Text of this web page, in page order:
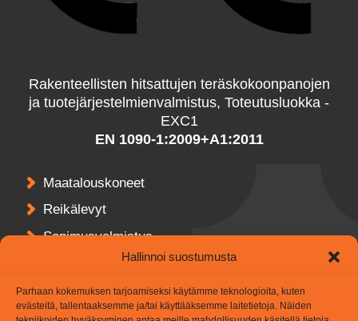
Hallinnoi suostumusta
Parhaan kokemuksen tarjoamiseksi käytämme teknologioita, kuten
evästeitä, tallentaaksemme ja/tai käyttääksemme laitetietoja. Näiden
Rakenteellisten hitsattujen teräskokoonpanojen
ja tuotejärjestelmienvalmistus, Toteutusluokka -
EXC1
EN 1090-1:2009+A1:2011
Maatalouskoneet
Reikälevyt
Sopimusvalmistus
Asiakkaitamme
Yritys